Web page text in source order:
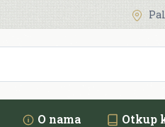
O nama Otkup